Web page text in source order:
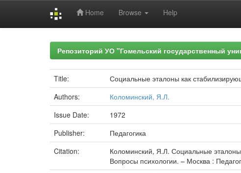
Home Browse Help
Репозиторий УО "Гомельский государственный
Title:
Социальные эталоны как
Authors:
Коломинский, Я.Л.
Issue Date:
1972
Publisher:
Педагогика
Citation:
Коломинский, Я.Л. Социальные
Вопросы психологии. – Москва :